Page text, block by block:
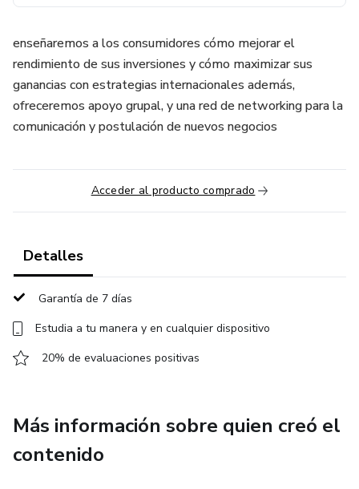
enseñaremos a los consumidores cómo mejorar el
rendimiento de sus inversiones y cómo maximizar sus
ganancias con estrategias internacionales además,
ofreceremos apoyo grupal, y una red de networking para la
comunicación y postulación de nuevos negocios
Acceder al producto comprado
Detalles
Garantía de 7 días
Estudia a tu manera y en cualquier dispositivo
20% de evaluaciones positivas
Más información sobre quien creó el
contenido